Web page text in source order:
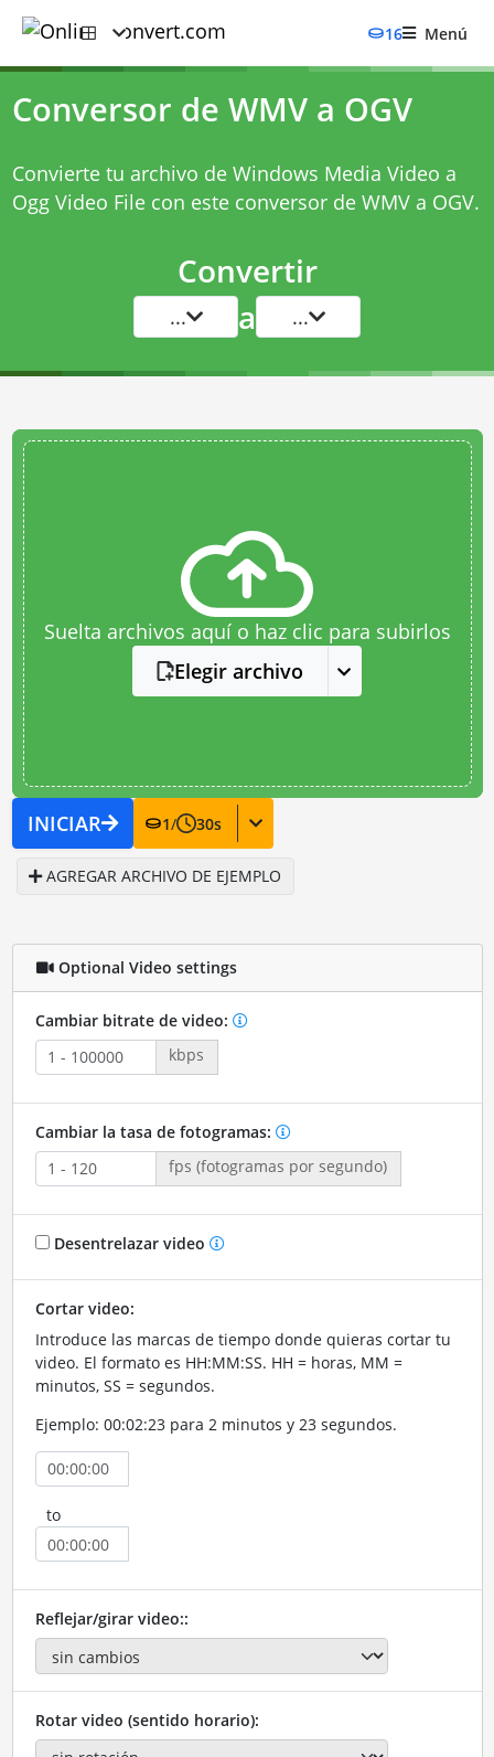
16 Menú
Conversor de WMV a OGV
Convierte tu archivo de Windows Media Video a
Ogg Video File con este conversor de WMV a OGV.
Convertir
... a ...
Suelta archivos aquí o haz clic para subirlos
Elegir archivo
INICIAR 1/ 30s
AGREGAR ARCHIVO DE EJEMPLO
Optional Video settings
Cambiar bitrate de video:
kbps
Cambiar la tasa de fotogramas:
fps (fotogramas por segundo)
Desentrelazar video
Cortar video:
Introduce las marcas de tiempo donde quieras cortar tu
video. El formato es HH:MM:SS. HH = horas, MM =
minutos, SS = segundos.
Ejemplo: 00:02:23 para 2 minutos y 23 segundos.
to
Reflejar/girar video::
Rotar video (sentido horario):